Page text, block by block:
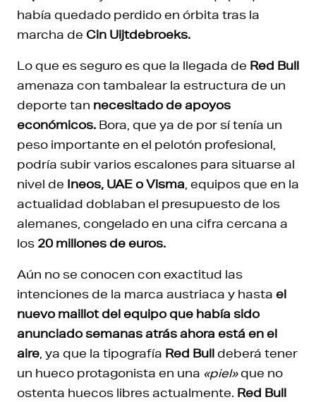
había quedado perdido en órbita tras la
marcha de Cin Uijtdebroeks.
Lo que es seguro es que la llegada de Red Bull
amenaza con tambalear la estructura de un
deporte tan necesitado de apoyos
económicos. Bora, que ya de por sí tenía un
peso importante en el pelotón profesional,
podría subir varios escalones para situarse al
nivel de Ineos, UAE o Visma, equipos que en la
actualidad doblaban el presupuesto de los
alemanes, congelado en una cifra cercana a
los 20 millones de euros.
Aún no se conocen con exactitud las
intenciones de la marca austriaca y hasta el
nuevo maillot del equipo que había sido
anunciado semanas atrás ahora está en el
aire, ya que la tipografía Red Bulldeberá tener
un hueco protagonista en una «piel»que no
ostenta huecos libres actualmente. Red Bull